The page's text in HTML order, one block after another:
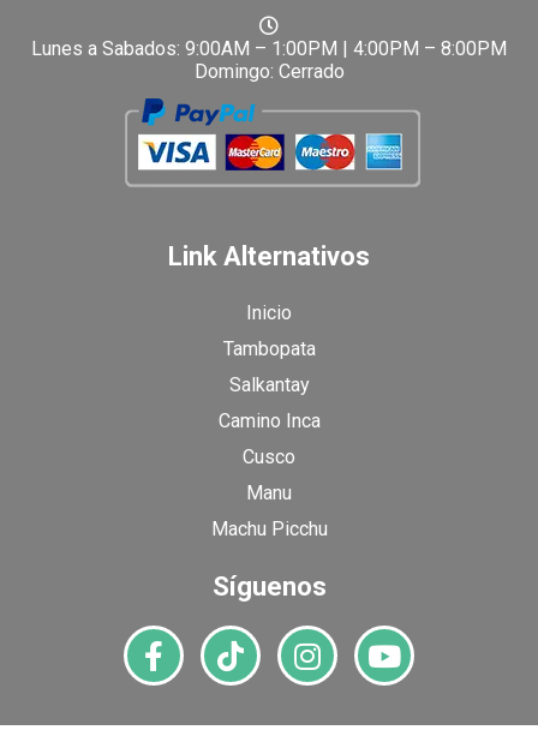
Lunes a Sabados: 9:00AM – 1:00PM | 4:00PM – 8:00PM
Domingo: Cerrado
Link Alternativos
Inicio
Tambopata
Salkantay
Camino Inca
Cusco
Manu
Machu Picchu
Síguenos